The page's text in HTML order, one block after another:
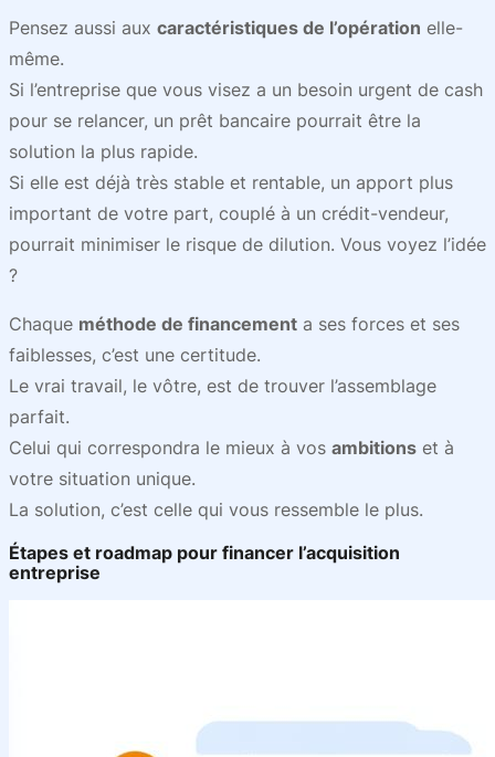
Pensez aussi aux caractéristiques de l’opération elle-
même.
Si l’entreprise que vous visez a un besoin urgent de cash
pour se relancer, un prêt bancaire pourrait être la
solution la plus rapide.
Si elle est déjà très stable et rentable, un apport plus
important de votre part, couplé à un crédit-vendeur,
pourrait minimiser le risque de dilution. Vous voyez l’idée
?
Chaque méthode de financement a ses forces et ses
faiblesses, c’est une certitude.
Le vrai travail, le vôtre, est de trouver l’assemblage
parfait.
Celui qui correspondra le mieux à vos ambitions et à
votre situation unique.
La solution, c’est celle qui vous ressemble le plus.
Étapes et roadmap pour financer l’acquisition
entreprise